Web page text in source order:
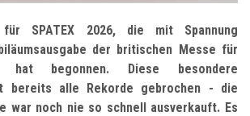
SPATEX 2026, die mit Spannung
der britischen Messe für
hat begonnen. Diese besondere
bereits alle Rekorde gebrochen - die
war noch nie so schnell ausverkauft. Es